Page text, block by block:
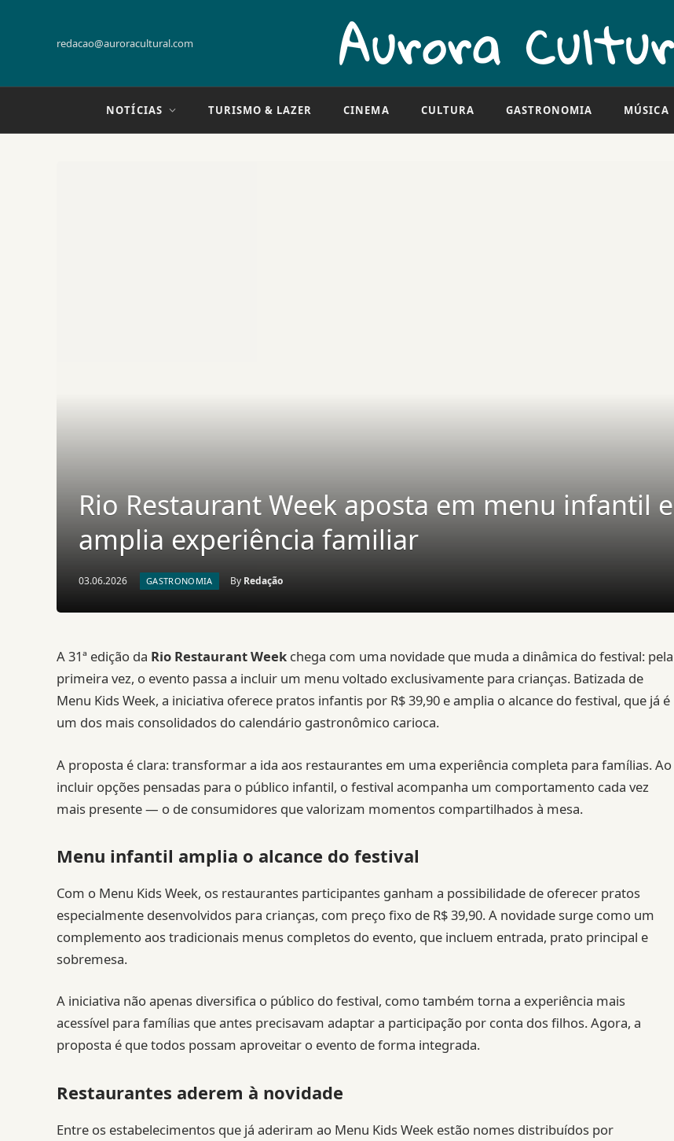
redacao@auroracultural.com
NOTÍCIAS TURISMO & LAZER CINEMA CULTURA GASTRONOMIA MÚSICA
Rio Restaurant Week aposta em menu infantil e
amplia experiência familiar
03.06.2026 GASTRONOMIA By Redação
A 31ª edição da Rio Restaurant Week chega com uma novidade que muda a dinâmica do festival: pela
primeira vez, o evento passa a incluir um menu voltado exclusivamente para crianças. Batizada de
Menu Kids Week, a iniciativa oferece pratos infantis por R$ 39,90 e amplia o alcance do festival, que já é
um dos mais consolidados do calendário gastronômico carioca.
A proposta é clara: transformar a ida aos restaurantes em uma experiência completa para famílias. Ao
incluir opções pensadas para o público infantil, o festival acompanha um comportamento cada vez
mais presente — o de consumidores que valorizam momentos compartilhados à mesa.
Menu infantil amplia o alcance do festival
Com o Menu Kids Week, os restaurantes participantes ganham a possibilidade de oferecer pratos
especialmente desenvolvidos para crianças, com preço fixo de R$ 39,90. A novidade surge como um
complemento aos tradicionais menus completos do evento, que incluem entrada, prato principal e
sobremesa.
A iniciativa não apenas diversifica o público do festival, como também torna a experiência mais
acessível para famílias que antes precisavam adaptar a participação por conta dos filhos. Agora, a
proposta é que todos possam aproveitar o evento de forma integrada.
Restaurantes aderem à novidade
Entre os estabelecimentos que já aderiram ao Menu Kids Week estão nomes distribuídos por